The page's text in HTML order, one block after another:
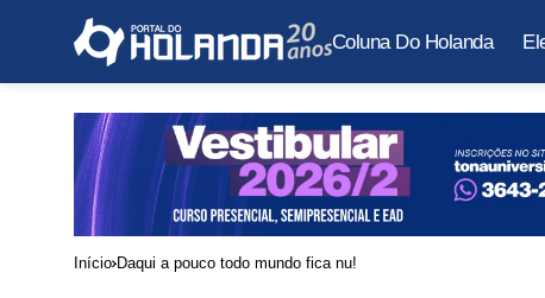
Coluna Do Holanda
Início Daqui a pouco todo mundo fica nu!